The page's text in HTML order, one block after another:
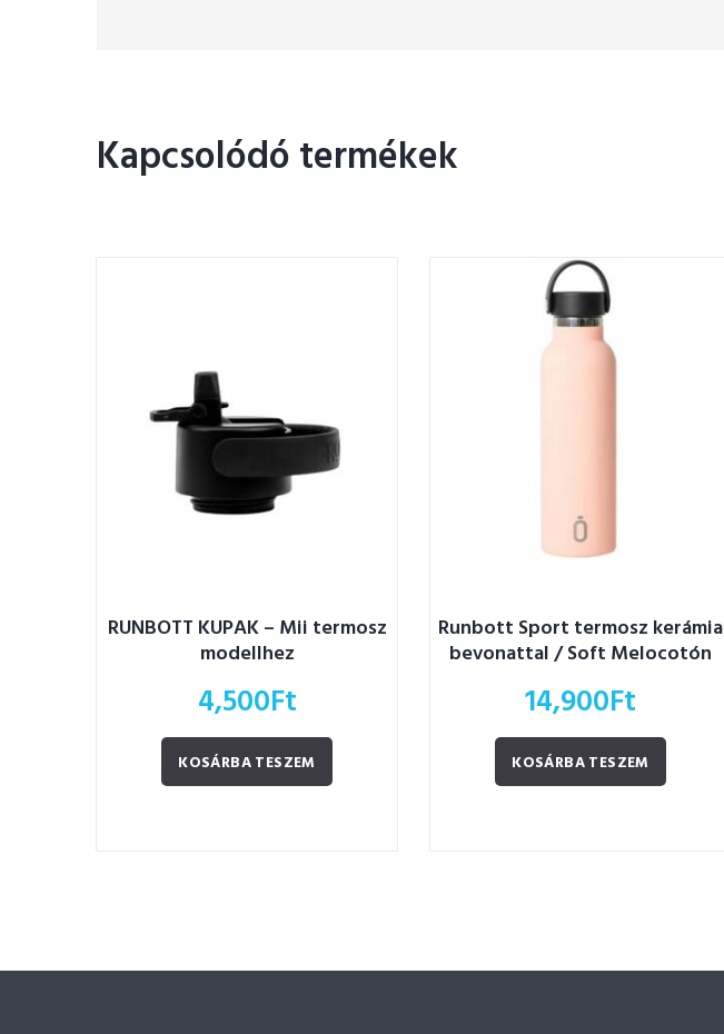
Kapcsolódó termékek
RUNBOTT KUPAK – Mii termosz
modellhez
4,500Ft
KOSÁRBA TESZEM
Runbott Sport termosz kerámia
bevonattal / Soft Melocotón
14,900Ft
KOSÁRBA TESZEM